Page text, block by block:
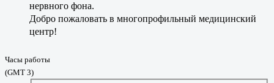
нервного фона.
Добро пожаловать в многопрофильный медицинский
центр!
Часы работы
(GMT 3)